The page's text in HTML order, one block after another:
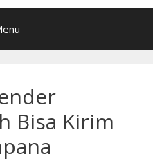
Bisa Kirim